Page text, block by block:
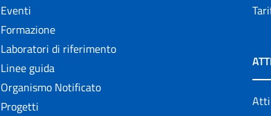
Eventi
Formazione
Laboratori di riferimento
Linee guida
Organismo Notificato
Progetti
Atti